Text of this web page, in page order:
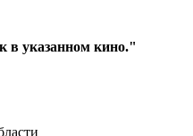
в указанном кино."